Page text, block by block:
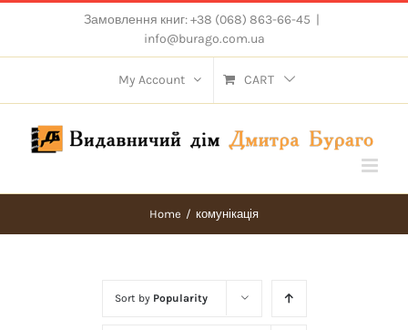
content
Замовлення книг: +38 (068) 863-66-45 |
info@burago.com.ua
My Account CART
Home / комунікація
Sort by Popularity